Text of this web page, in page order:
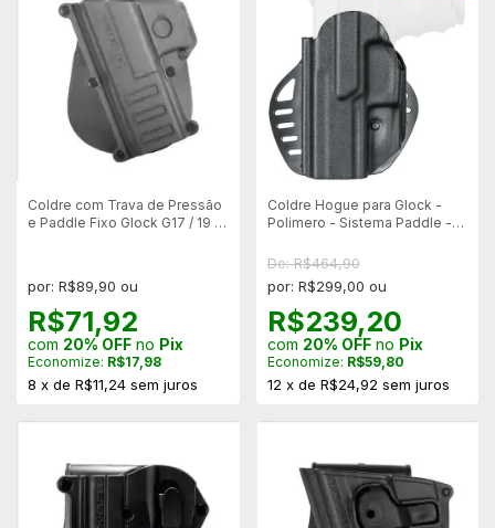
Coldre com Trava de Pressão
e Paddle Fixo Glock G17 / 19 /
por: R$89,90 ou
R$71,92
com 20% OFF no Pix
Economize: R$17,98
8 x de R$11,24 sem juros
Coldre Hogue para Glock -
Polimero - Sistema Paddle -
De: R$464,90
por: R$299,00 ou
R$239,20
com 20% OFFno Pix
Economize: R$59,80
12 x de R$24,92 sem juros